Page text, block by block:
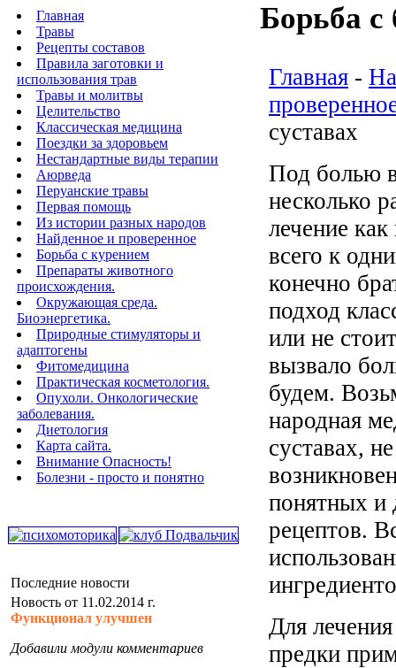
Главная
Травы
Рецепты составов
Правила заготовки и
использования трав
Травы и молитвы
Целительство
Классическая медицина
Поездки за здоровьем
Нестандартные виды терапии
Аюрведа
Перуанские травы
Первая помощь
Из истории разных народов
Найденное и проверенное
Борьба с курением
Препараты животного
происхождения.
Окружающая среда.
Биоэнергетика.
Природные стимуляторы и
адаптогены
Фитомедицина
Практическая косметология.
Опухоли. Онкологические
заболевания.
Диетология
Карта сайта.
Внимание Опасность!
Болезни - просто и понятно
Последние новости
Новость от 11.02.2014 г.
Функционал улучшен
Добавили модули комментариев
Борьба с
Главная -
суставах
Под болью
несколько
лечение
всего к
конечно
подход
или не
вызвало
будем.
народная
суставах,
понятных и
рецептов.
Для
предки